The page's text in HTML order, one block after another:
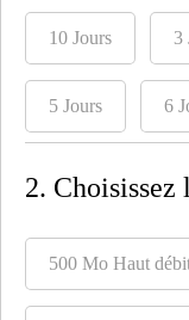
10 Jours 3
5 Jours 6
2. Choisissez
500 Mo Haut